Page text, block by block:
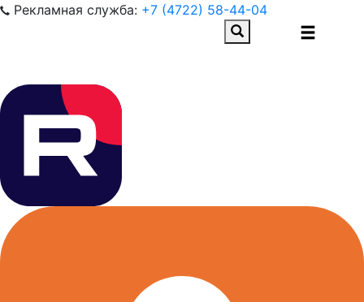
Рекламная служба: +7 (4722) 58-44-04